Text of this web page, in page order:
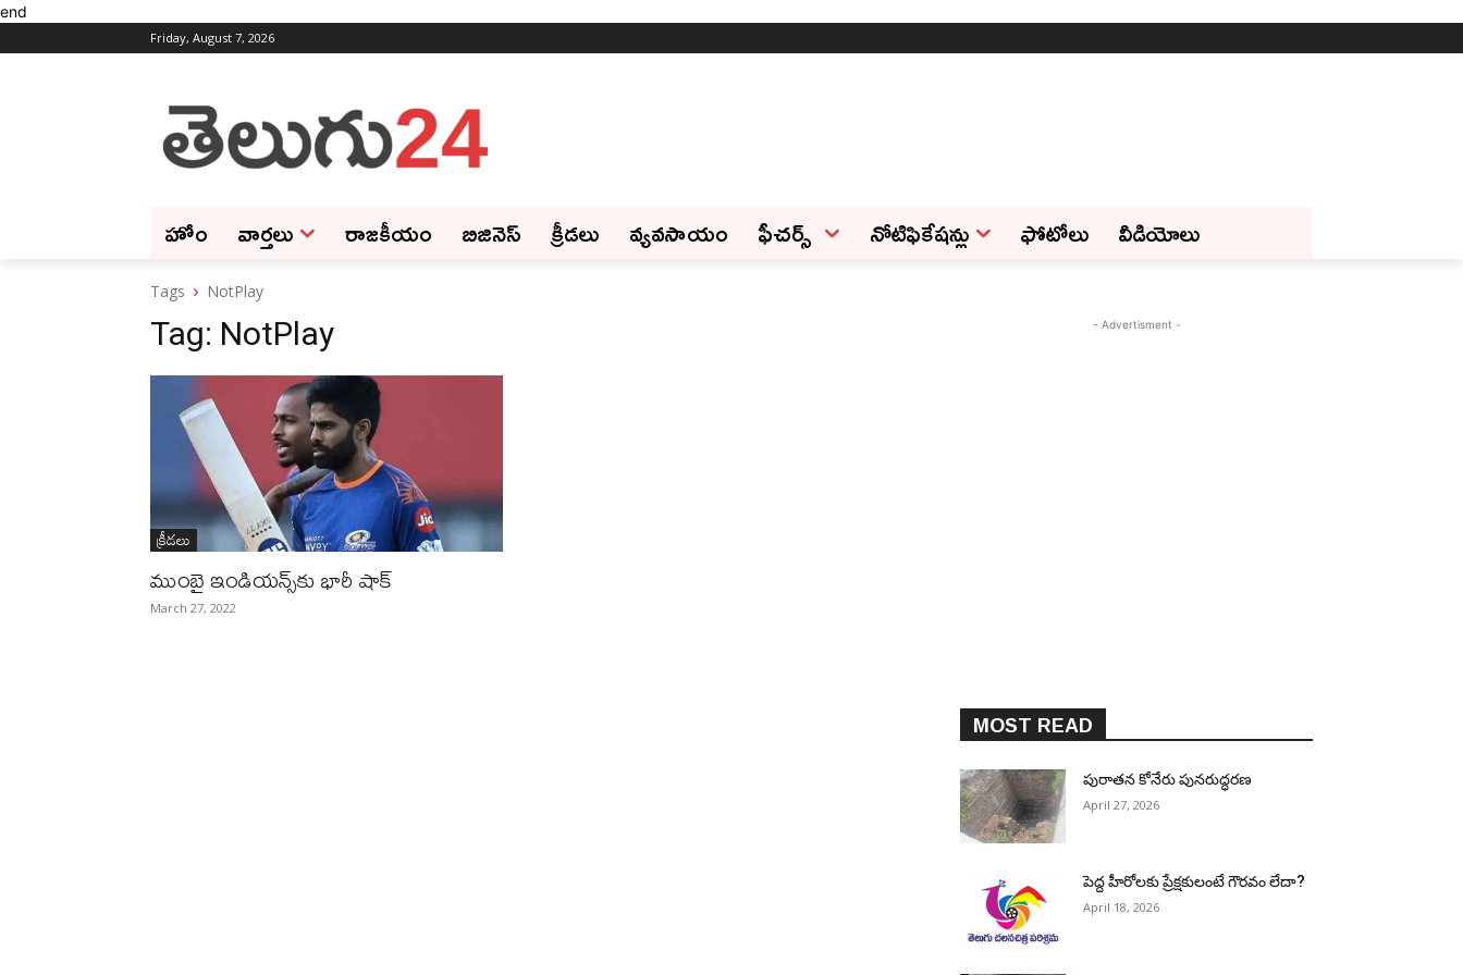
end
Friday, August 7, 2026
హోం వార్తలు రాజకీయం బిజినెస్‌ క్రీడలు వ్యవసాయం ఫీచ‌ర్స్ ‌ నోటిఫికేషన్లు ఫోటోలు వీడియోలు
Tags NotPlay
Tag: NotPlay
క్రీడలు
ముంబై ఇండియన్స్‌కు భారీ షాక్‌
March 27, 2022
- Advertisment -
MOST READ
పురాత‌న కోనేరు పున‌రుద్ధ‌ర‌ణ
April 27, 2026
పెద్ద హీరోల‌కు ప్రేక్ష‌కులంటే గౌర‌వం లేదా?
April 18, 2026